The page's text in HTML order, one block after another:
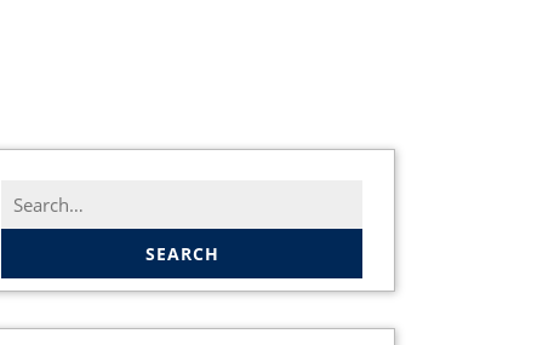
Search
for: